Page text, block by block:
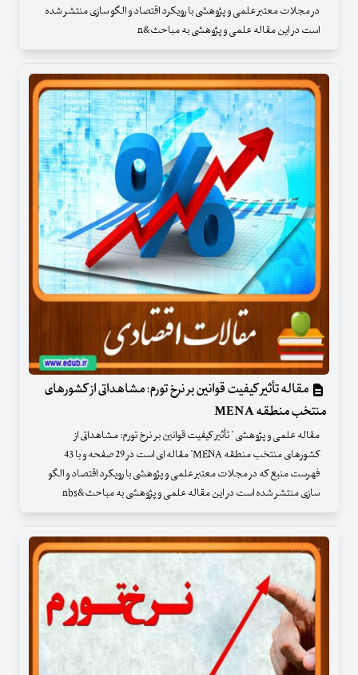
در مجلات معتبر علمی و پژوهشی با رویکرد اقتصاد و الگو سازی منتشر شده
است در این مقاله علمی و پژوهشی به مباحث&n
مقاله تأثیر کیفیت قوانین بر نرخ تورم: مشاهداتی از کشورهای
منتخب منطقه MENA
مقاله علمی و پژوهشی " تأثیر کیفیت قوانین بر نرخ تورم: مشاهداتی از
کشورهای منتخب منطقه MENA" مقاله ای است در 29 صفحه و با 43
فهرست منبع که در مجلات معتبر علمی و پژوهشی با رویکرد اقتصاد و الگو
سازی منتشر شده است در این مقاله علمی و پژوهشی به مباحث&nbs